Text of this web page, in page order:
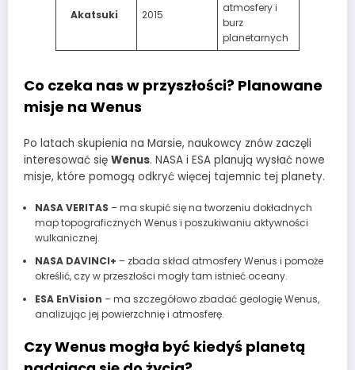
Akatsuki 2015
atmosfery i
burz
planetarnych
Co czeka nas w przyszłości? Planowane
misje na Wenus
Po latach skupienia na Marsie, naukowcy znów zaczęli
interesować się Wenus. NASA i ESA planują wysłać nowe
misje, które pomogą odkryć więcej tajemnic tej planety.
NASA VERITAS – ma skupić się na tworzeniu dokładnych
map topograficznych Wenus i poszukiwaniu aktywności
wulkanicznej.
NASA DAVINCI+ – zbada skład atmosfery Wenus i pomoże
określić, czy w przeszłości mogły tam istnieć oceany.
ESA EnVision – ma szczegółowo zbadać geologię Wenus,
analizując jej powierzchnię i atmosferę.
Czy Wenus mogła być kiedyś planetą